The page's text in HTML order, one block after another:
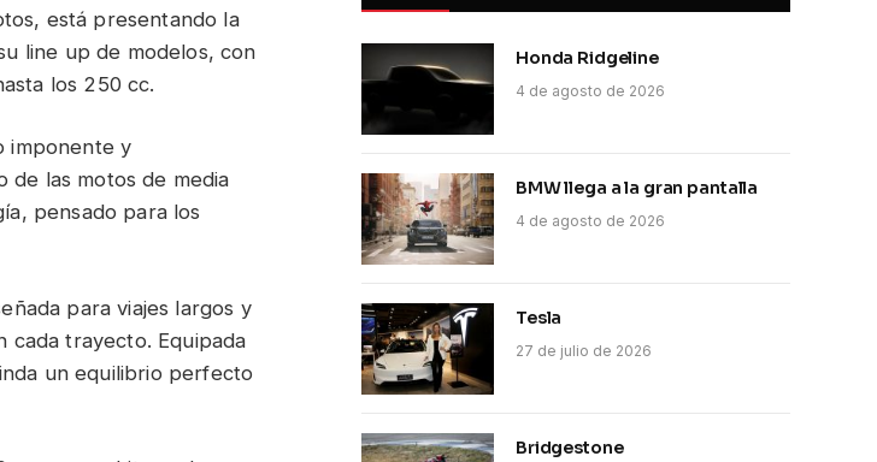
está presentando la
line up de modelos, con
los 250 cc.
imponente y
de las motos de media
pensado para los
para viajes largos y
cada trayecto. Equipada
un equilibrio perfecto
Honda Ridgeline
4 de agosto de 2026
BMW llega a la gran pantalla
4 de agosto de 2026
Tesla
27 de julio de 2026
Bridgestone